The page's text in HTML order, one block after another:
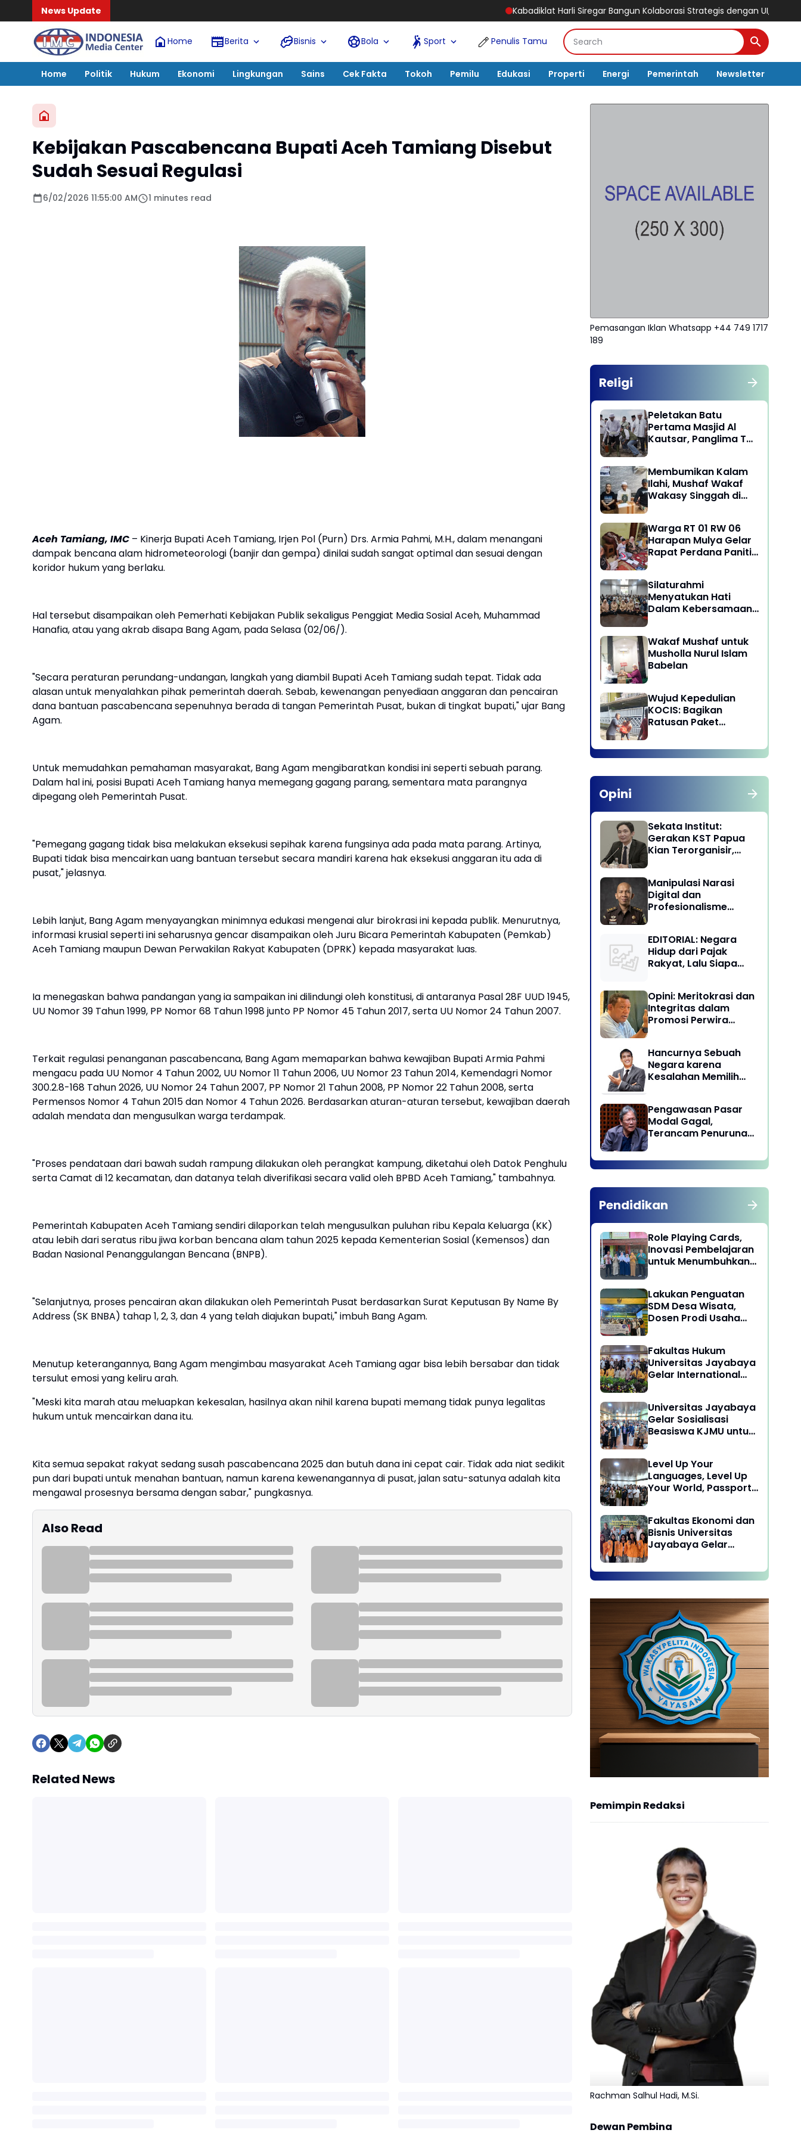
News Update Kabadiklat Harli Siregar Bangun Kolaborasi Strategis dengan UI, Siapkan MoU Tridharma
Home Berita Bisnis Bola Sport Penulis Tamu
Home Politik Hukum Ekonomi Lingkungan Sains Cek Fakta Tokoh Pemilu Edukasi Properti Energi Pemerintah Newsletter
Kebijakan Pascabencana Bupati Aceh Tamiang Disebut
Sudah Sesuai Regulasi
6/02/2026 11:55:00 AM 1 minutes read
Aceh Tamiang, IMC – Kinerja Bupati Aceh Tamiang, Irjen Pol (Purn) Drs. Armia Pahmi, M.H., dalam menangani
dampak bencana alam hidrometeorologi (banjir dan gempa) dinilai sudah sangat optimal dan sesuai dengan
koridor hukum yang berlaku.
Hal tersebut disampaikan oleh Pemerhati Kebijakan Publik sekaligus Penggiat Media Sosial Aceh, Muhammad
Hanafia, atau yang akrab disapa Bang Agam, pada Selasa (02/06/).
"Secara peraturan perundang-undangan, langkah yang diambil Bupati Aceh Tamiang sudah tepat. Tidak ada
alasan untuk menyalahkan pihak pemerintah daerah. Sebab, kewenangan penyediaan anggaran dan pencairan
dana bantuan pascabencana sepenuhnya berada di tangan Pemerintah Pusat, bukan di tingkat bupati," ujar Bang
Agam.
Untuk memudahkan pemahaman masyarakat, Bang Agam mengibaratkan kondisi ini seperti sebuah parang.
Dalam hal ini, posisi Bupati Aceh Tamiang hanya memegang gagang parang, sementara mata parangnya
dipegang oleh Pemerintah Pusat.
"Pemegang gagang tidak bisa melakukan eksekusi sepihak karena fungsinya ada pada mata parang. Artinya,
Bupati tidak bisa mencairkan uang bantuan tersebut secara mandiri karena hak eksekusi anggaran itu ada di
pusat," jelasnya.
Lebih lanjut, Bang Agam menyayangkan minimnya edukasi mengenai alur birokrasi ini kepada publik. Menurutnya,
informasi krusial seperti ini seharusnya gencar disampaikan oleh Juru Bicara Pemerintah Kabupaten (Pemkab)
Aceh Tamiang maupun Dewan Perwakilan Rakyat Kabupaten (DPRK) kepada masyarakat luas.
Ia menegaskan bahwa pandangan yang ia sampaikan ini dilindungi oleh konstitusi, di antaranya Pasal 28F UUD 1945,
UU Nomor 39 Tahun 1999, PP Nomor 68 Tahun 1998 junto PP Nomor 45 Tahun 2017, serta UU Nomor 24 Tahun 2007.
Terkait regulasi penanganan pascabencana, Bang Agam memaparkan bahwa kewajiban Bupati Armia Pahmi
mengacu pada UU Nomor 4 Tahun 2002, UU Nomor 11 Tahun 2006, UU Nomor 23 Tahun 2014, Kemendagri Nomor
300.2.8-168 Tahun 2026, UU Nomor 24 Tahun 2007, PP Nomor 21 Tahun 2008, PP Nomor 22 Tahun 2008, serta
Permensos Nomor 4 Tahun 2015 dan Nomor 4 Tahun 2026. Berdasarkan aturan-aturan tersebut, kewajiban daerah
adalah mendata dan mengusulkan warga terdampak.
"Proses pendataan dari bawah sudah rampung dilakukan oleh perangkat kampung, diketahui oleh Datok Penghulu
serta Camat di 12 kecamatan, dan datanya telah diverifikasi secara valid oleh BPBD Aceh Tamiang," tambahnya.
Pemerintah Kabupaten Aceh Tamiang sendiri dilaporkan telah mengusulkan puluhan ribu Kepala Keluarga (KK)
atau lebih dari seratus ribu jiwa korban bencana alam tahun 2025 kepada Kementerian Sosial (Kemensos) dan
Badan Nasional Penanggulangan Bencana (BNPB).
"Selanjutnya, proses pencairan akan dilakukan oleh Pemerintah Pusat berdasarkan Surat Keputusan By Name By
Address (SK BNBA) tahap 1, 2, 3, dan 4 yang telah diajukan bupati," imbuh Bang Agam.
Menutup keterangannya, Bang Agam mengimbau masyarakat Aceh Tamiang agar bisa lebih bersabar dan tidak
tersulut emosi yang keliru arah.
"Meski kita marah atau meluapkan kekesalan, hasilnya akan nihil karena bupati memang tidak punya legalitas
hukum untuk mencairkan dana itu.
Kita semua sepakat rakyat sedang susah pascabencana 2025 dan butuh dana ini cepat cair. Tidak ada niat sedikit
pun dari bupati untuk menahan bantuan, namun karena kewenangannya di pusat, jalan satu-satunya adalah kita
mengawal prosesnya bersama dengan sabar," pungkasnya.
Also Read
Related News
Pemasangan Iklan Whatsapp +44 749 1717
189
Religi
Peletakan Batu
Pertama Masjid Al
Kautsar, Panglima TNI
Kebersamaan
Masyarakat
Membumikan Kalam
Ilahi, Mushaf Wakaf
Wakasy Singgah di
Barat
Warga RT 01 RW 06
Harapan Mulya Gelar
Rapat Perdana Panitia
Silaturahmi
Menyatukan Hati
Dalam Kebersamaan
Ekonomi Kreatif
Provinsi DKI Jakarta
Wakaf Mushaf untuk
Musholla Nurul Islam
Babelan
Wujud Kepedulian
KOCIS: Bagikan
Ratusan Paket
Anggota dan Kaum
Dhuafa
Opini
Sekata Institut:
Gerakan KST Papua
Kian Terorganisir,
Manipulasi Narasi
Digital dan
Profesionalisme
Social Media di
Indonesia
EDITORIAL: Negara
Hidup dari Pajak
Rakyat, Lalu Siapa
Opini: Meritokrasi dan
Integritas dalam
Promosi Perwira
Hancurnya Sebuah
Negara karena
Kesalahan Memilih
Pengawasan Pasar
Modal Gagal,
Terancam Penurunan
Pendidikan
Role Playing Cards,
Inovasi Pembelajaran
untuk Menumbuhkan
Lakukan Penguatan
SDM Desa Wisata,
Dosen Prodi Usaha
Pengabdian Kepada
Masyarakat di Desa
Wisata Sukamandi
Subang, Jawa Barat
Fakultas Hukum
Universitas Jayabaya
Gelar International
Undang Advokat di
Era Globalisasi
Universitas Jayabaya
Gelar Sosialisasi
Beasiswa KJMU untuk
Level Up Your
Languages, Level Up
Your World, Passport
Global Career in
Jayabaya University
Fakultas Ekonomi dan
Bisnis Universitas
Jayabaya Gelar
Kampus
Pemimpin Redaksi
Rachman Salhul Hadi, M.Si.
Dewan Pembina